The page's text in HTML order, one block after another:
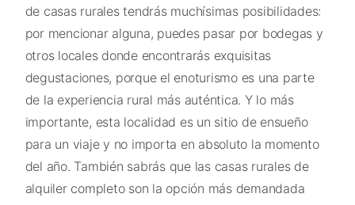
de casas rurales tendrás muchísimas posibilidades:
por mencionar alguna, puedes pasar por bodegas y
otros locales donde encontrarás exquisitas
degustaciones, porque el enoturismo es una parte
de la experiencia rural más auténtica. Y lo más
importante, esta localidad es un sitio de ensueño
para un viaje y no importa en absoluto la momento
del año. También sabrás que las casas rurales de
alquiler completo son la opción más demandada